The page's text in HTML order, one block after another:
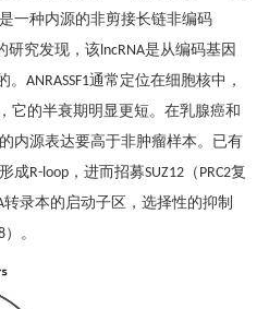
是一种内源的非剪接长链非编码
研究发现，该lncRNA是从编码基因
。ANRASSF1通常定位在细胞核中，
它的半衰期明显更短。在乳腺癌和
的内源表达要高于非肿瘤样本。已有
成R-loop，进而招募SUZ12（PRC2复
转录本的启动子区，选择性的抑制
。